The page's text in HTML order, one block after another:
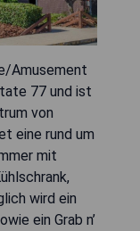
Amusement
77 und ist
von
eine rund um
mit
wird ein
ein Grab n’